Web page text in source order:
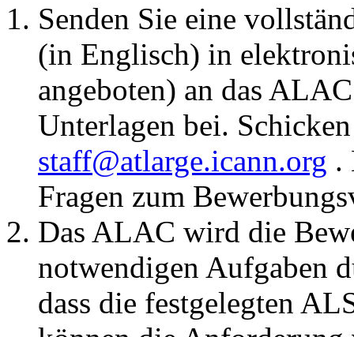
Senden Sie eine
(in Englisch) in
angeboten) an das
Unterlagen bei.
staff@atlarge.icann.org .
Fragen zum
Das ALAC wird die
notwendigen Aufgaben
dass die festgelegten